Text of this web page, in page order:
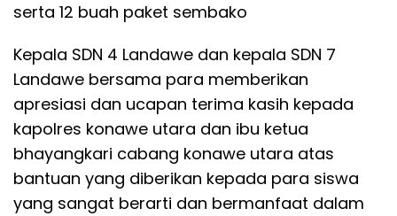
serta 12 buah paket sembako
Kepala SDN 4 Landawe dan kepala SDN 7
Landawe bersama para memberikan
apresiasi dan ucapan terima kasih kepada
kapolres konawe utara dan ibu ketua
bhayangkari cabang konawe utara atas
bantuan yang diberikan kepada para siswa
yang sangat berarti dan bermanfaat dalam